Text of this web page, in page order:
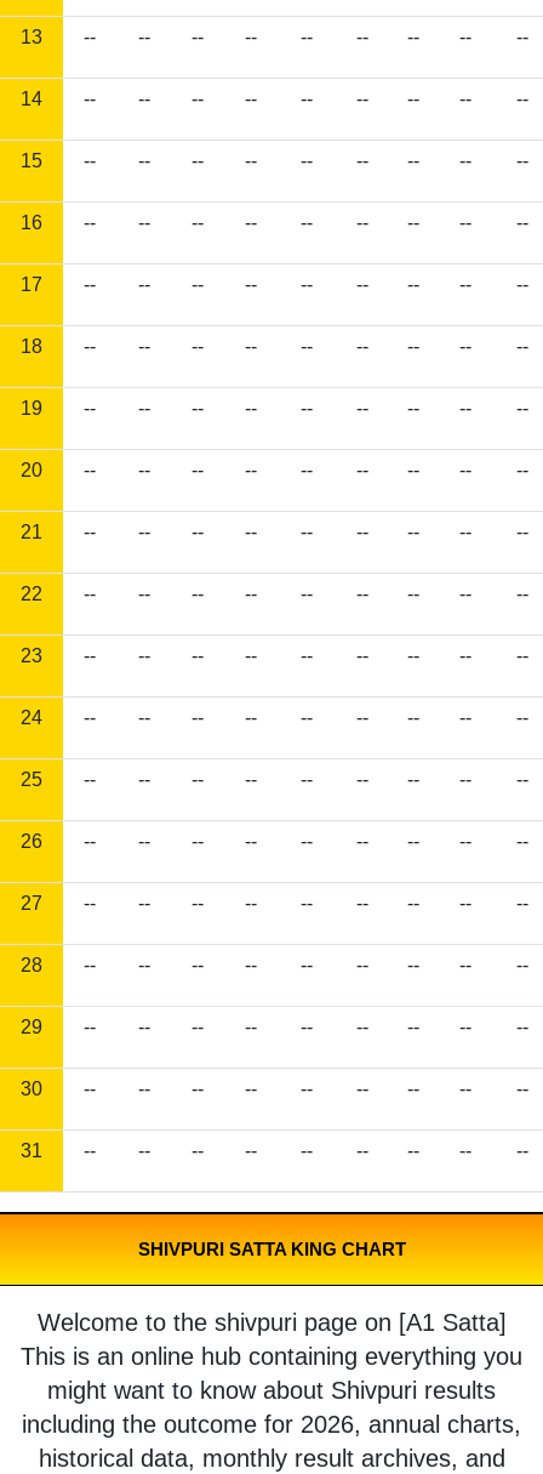
13 -- -- -- -- -- -- -- -- --
14 -- -- -- -- -- -- -- -- --
15 -- -- -- -- -- -- -- -- --
16 -- -- -- -- -- -- -- -- --
17 -- -- -- -- -- -- -- -- --
18 -- -- -- -- -- -- -- -- --
19 -- -- -- -- -- -- -- -- --
20 -- -- -- -- -- -- -- -- --
21 -- -- -- -- -- -- -- -- --
22 -- -- -- -- -- -- -- -- --
23 -- -- -- -- -- -- -- -- --
24 -- -- -- -- -- -- -- -- --
25 -- -- -- -- -- -- -- -- --
26 -- -- -- -- -- -- -- -- --
27 -- -- -- -- -- -- -- -- --
28 -- -- -- -- -- -- -- -- --
29 -- -- -- -- -- -- -- -- --
30 -- -- -- -- -- -- -- -- --
31 -- -- -- -- -- -- -- -- --
SHIVPURI SATTA KING CHART
Welcome to the shivpuri page on [A1 Satta]
This is an online hub containing everything you
might want to know about Shivpuri results
including the outcome for 2026, annual charts,
historical data, monthly result archives, and